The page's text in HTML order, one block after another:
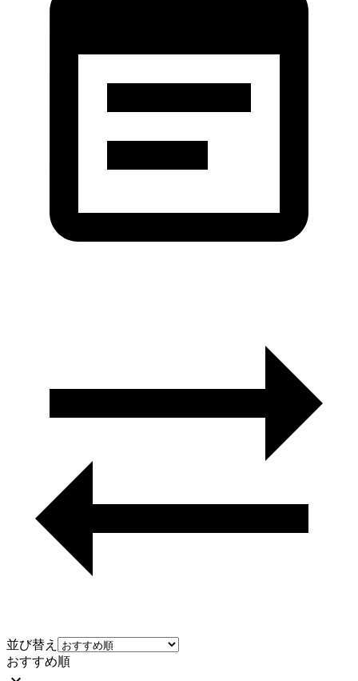
並び替え
おすすめ順